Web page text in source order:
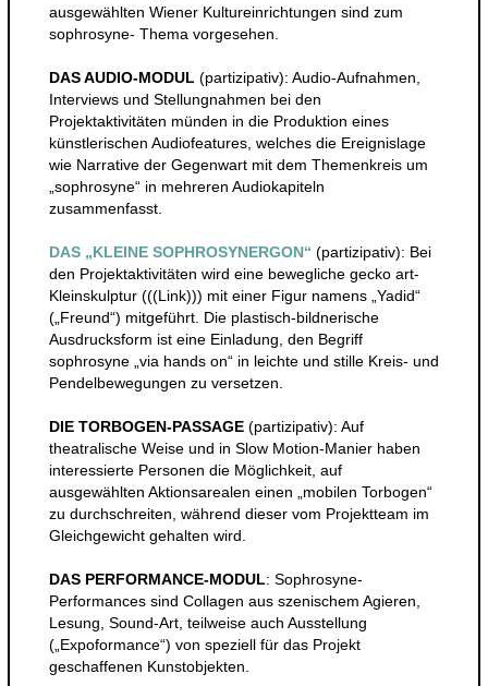
ausgewählten Wiener Kultureinrichtungen sind zum
sophrosyne- Thema vorgesehen.
DAS AUDIO-MODUL (partizipativ): Audio-Aufnahmen,
Interviews und Stellungnahmen bei den
Projektaktivitäten münden in die Produktion eines
künstlerischen Audiofeatures, welches die Ereignislage
wie Narrative der Gegenwart mit dem Themenkreis um
„sophrosyne“ in mehreren Audiokapiteln
zusammenfasst.
DAS „KLEINE SOPHROSYNERGON“ (partizipativ): Bei
den Projektaktivitäten wird eine bewegliche gecko art-
Kleinskulptur (((Link))) mit einer Figur namens „Yadid“
(„Freund“) mitgeführt. Die plastisch-bildnerische
Ausdrucksform ist eine Einladung, den Begriff
sophrosyne „via hands on“ in leichte und stille Kreis- und
Pendelbewegungen zu versetzen.
DIE TORBOGEN-PASSAGE(partizipativ): Auf
theatralische Weise und in Slow Motion-Manier haben
interessierte Personen die Möglichkeit, auf
ausgewählten Aktionsarealen einen „mobilen Torbogen“
zu durchschreiten, während dieser vom Projektteam im
Gleichgewicht gehalten wird.
DAS PERFORMANCE-MODUL: Sophrosyne-
Performances sind Collagen aus szenischem Agieren,
Lesung, Sound-Art, teilweise auch Ausstellung
(„Expoformance“) von speziell für das Projekt
geschaffenen Kunstobjekten.